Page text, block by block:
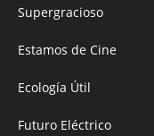
Supergracioso
Estamos de Cine
Ecología Útil
Futuro Eléctrico